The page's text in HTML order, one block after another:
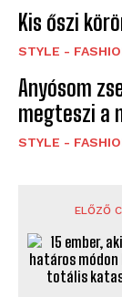
Kis őszi
STYLE -
Anyósom
megteszi a
STYLE -
ELŐZŐ